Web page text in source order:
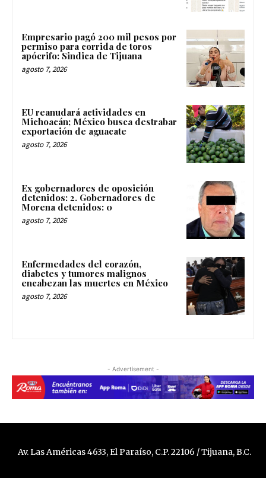
Empresario pagó 200 mil pesos por
permiso para corrida de toros
apócrifo: Sindica de Tijuana
agosto 7, 2026
EU reanudará actividades en
Michoacán; México busca destrabar
exportación de aguacate
agosto 7, 2026
Ex gobernadores de oposición
detenidos: 2. Gobernadores de
Morena detenidos: 0
agosto 7, 2026
Enfermedades del corazón,
diabetes y tumores malignos
encabezan las muertes en México
agosto 7, 2026
- Advertisement -
Av. Las Américas 4633, El Paraíso, C.P. 22106 / Tijuana, B.C.